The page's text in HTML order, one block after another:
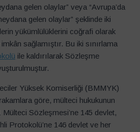
gelen olaylar” veya “Avrupa’da
gelen olaylar” şeklinde iki
yükümlülüklerini coğrafi olarak
sağlamıştır. Bu iki sınırlama
ile kaldırılarak Sözleşme
Yüksek Komiserliği (BMMYK)
göre, mülteci hukukunun
Sözleşmesi’ne 145 devlet,
Protokolü’ne 146 devlet ve her